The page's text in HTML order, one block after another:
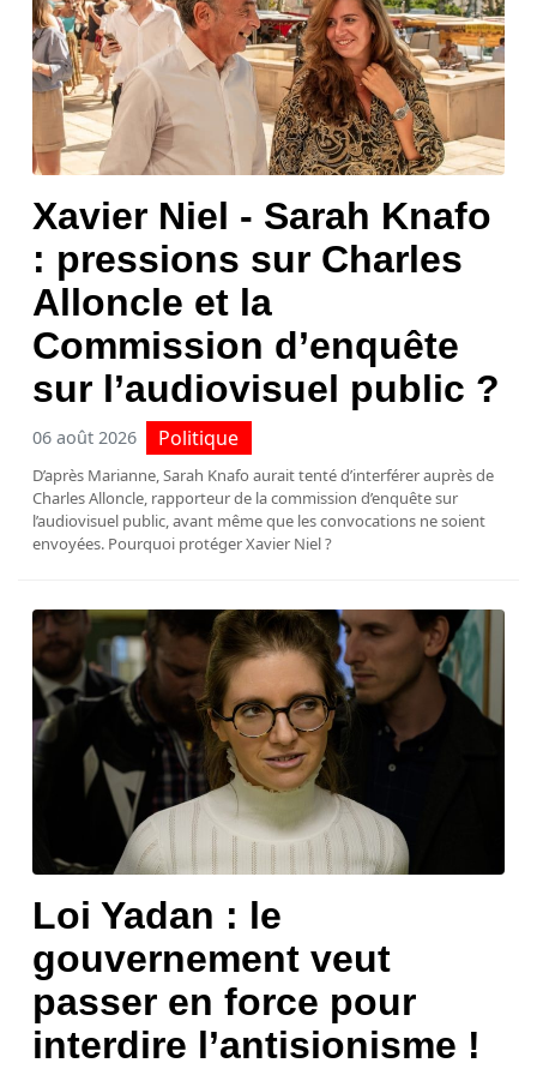
Xavier Niel - Sarah Knafo
: pressions sur Charles
Alloncle et la
Commission d’enquête
sur l’audiovisuel public ?
06 août 2026 Politique
D’après Marianne, Sarah Knafo aurait tenté d’interférer auprès de
Charles Alloncle, rapporteur de la commission d’enquête sur
l’audiovisuel public, avant même que les convocations ne soient
envoyées. Pourquoi protéger Xavier Niel ?
Loi Yadan : le
gouvernement veut
passer en force pour
interdire l’antisionisme !